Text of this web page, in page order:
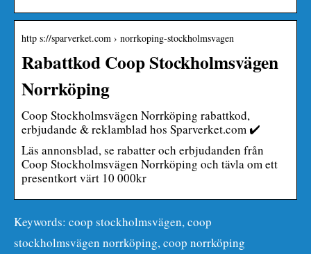
http s://sparverket.com › norrkoping-stockholmsvagen
Rabattkod Coop Stockholmsvägen
Norrköping
Coop Stockholmsvägen Norrköping rabattkod,
erbjudande & reklamblad hos Sparverket.com ✔️
Läs annonsblad, se rabatter och erbjudanden från
Coop Stockholmsvägen Norrköping och tävla om ett
presentkort värt 10 000kr
Keywords: coop stockholmsvägen, coop
stockholmsvägen norrköping, coop norrköping